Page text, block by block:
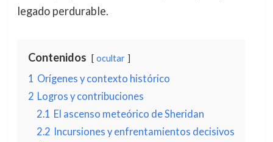
legado perdurable.
Contenidos ocultar
1 Orígenes y contexto histórico
2 Logros y contribuciones
2.1 El ascenso meteórico de Sheridan
2.2 Incursiones y enfrentamientos decisivos